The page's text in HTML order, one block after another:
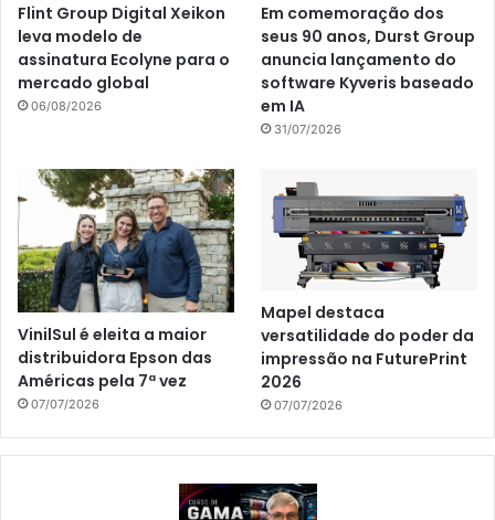
Flint Group Digital Xeikon
leva modelo de
assinatura Ecolyne para o
mercado global
06/08/2026
Em comemoração dos
seus 90 anos, Durst Group
anuncia lançamento do
software Kyveris baseado
em IA
31/07/2026
VinilSul é eleita a maior
distribuidora Epson das
Américas pela 7ª vez
07/07/2026
Mapel destaca
versatilidade do poder da
impressão na FuturePrint
2026
07/07/2026